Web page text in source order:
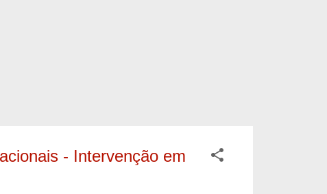
- Intervenção em